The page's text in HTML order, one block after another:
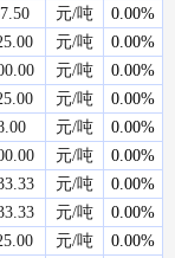
元/吨
0.00%
元/吨
0.00%
元/吨
0.00%
元/吨
0.00%
元/吨
0.00%
元/吨
0.00%
元/吨
0.00%
元/吨
0.00%
元/吨
0.00%